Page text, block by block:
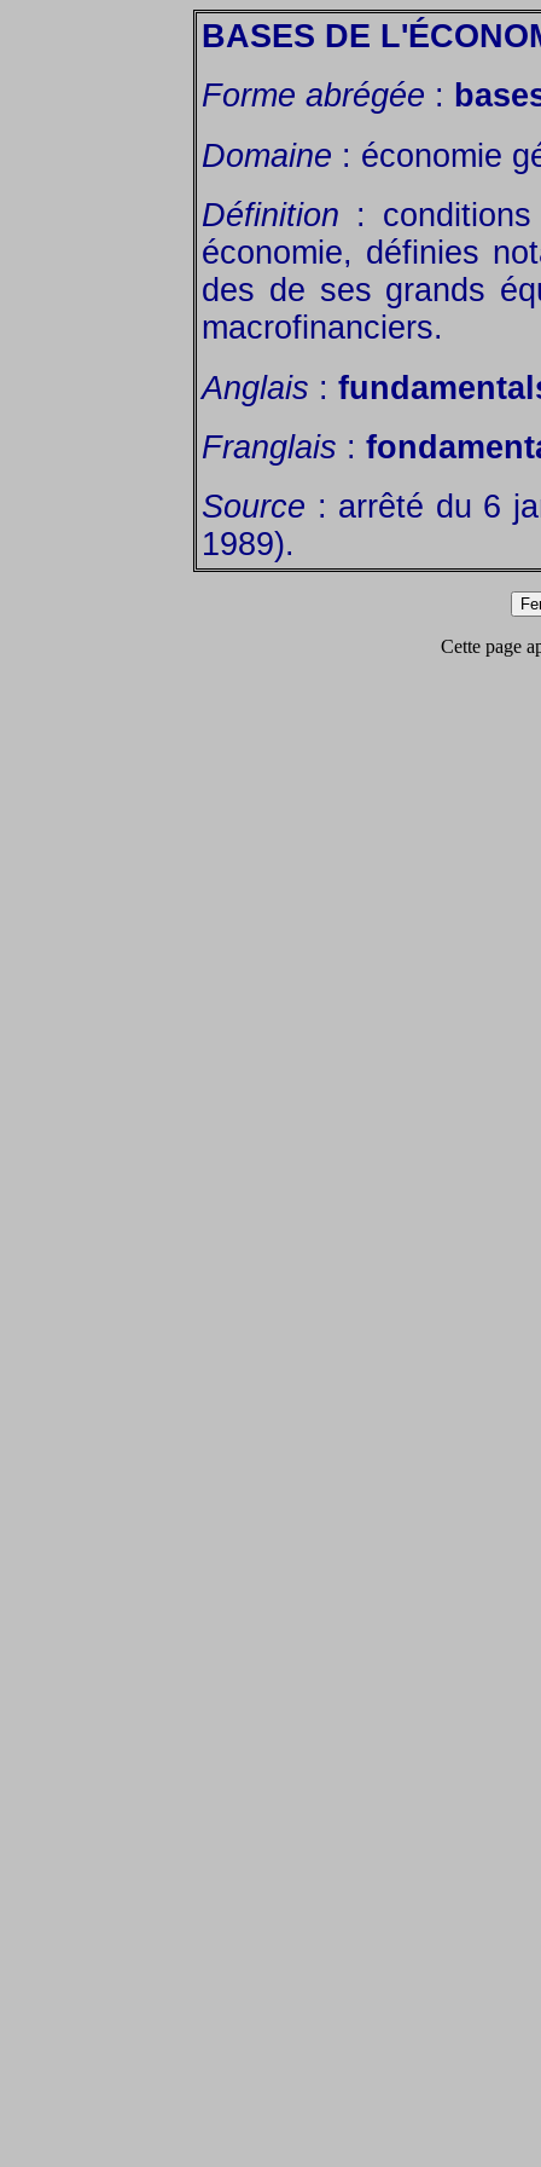
BASES DE
Forme abrégée :
Domaine : économie
Définition :
économie, définies
des de ses grands
macrofinanciers.
Anglais :
Franglais :
Source : arrêté du 6
1989).
Cette page